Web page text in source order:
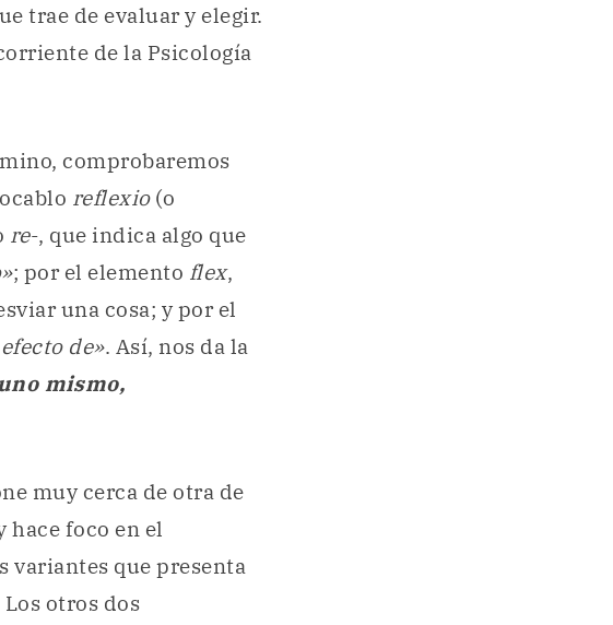
trae de evaluar y elegir.
de la Psicología
comprobaremos
reflexio(o
re-, que indica algo que
; por el elemento flex,
una cosa; y por el
de». Así, nos da la
mismo,
muy cerca de otra de
hace foco en el
variantes que presenta
otros dos